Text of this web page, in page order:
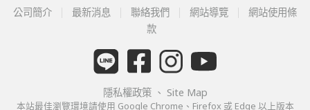
公司簡介 最新消息 聯絡我們 網站導覽
網站使用條
款
隱私權政策 、 Site Map
本站最佳瀏覽環境請使用 Google Chrome、Firefox 或 Edge 以上版本